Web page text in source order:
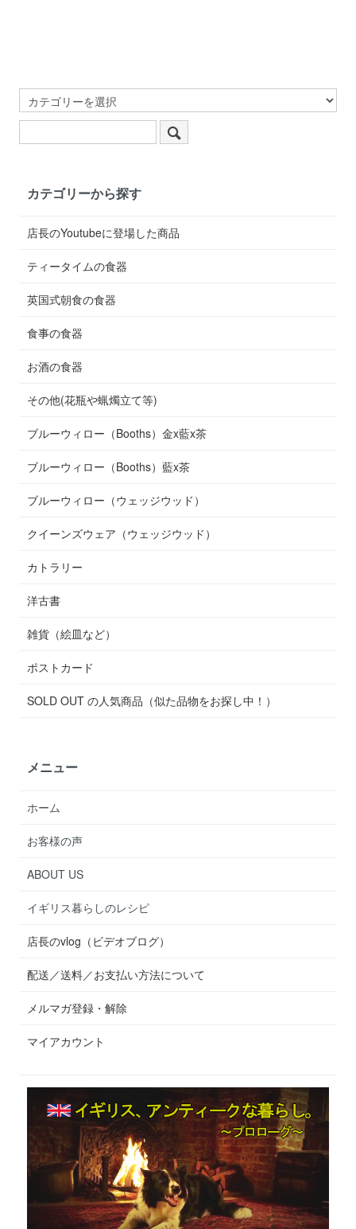
カテゴリーから探す
店長のYoutubeに登場した商品
ティータイムの食器
英国式朝食の食器
食事の食器
お酒の食器
その他(花瓶や蝋燭立て等)
ブルーウィロー（Booths）金x藍x茶
ブルーウィロー（Booths）藍x茶
ブルーウィロー（ウェッジウッド）
クイーンズウェア（ウェッジウッド）
カトラリー
洋古書
雑貨（絵皿など）
ポストカード
SOLD OUT の人気商品（似た品物をお探し中！）
メニュー
ホーム
お客様の声
ABOUT US
イギリス暮らしのレシピ
店長のvlog（ビデオブログ）
配送／送料／お支払い方法について
メルマガ登録・解除
マイアカウント